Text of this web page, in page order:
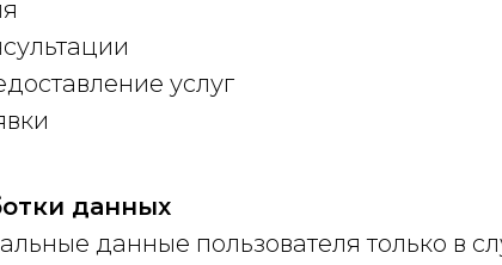
услуг
данных
данные пользователя только в